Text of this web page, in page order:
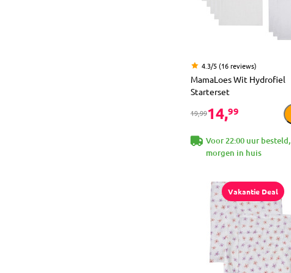
4.3/5 (16 reviews)
MamaLoes Wit Hydrofiel
Starterset
19,9914,99
Voor 22:00 uur besteld,
morgen in huis
Vakantie Deal